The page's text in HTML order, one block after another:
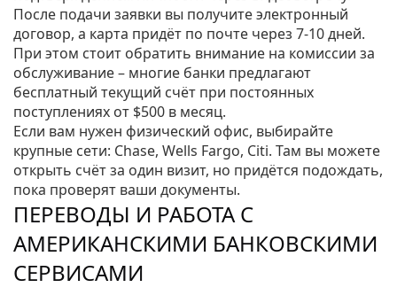
После подачи заявки вы получите электронный
договор, а карта придёт по почте через 7‑10 дней.
При этом стоит обратить внимание на комиссии за
обслуживание – многие банки предлагают
бесплатный текущий счёт при постоянных
поступлениях от $500 в месяц.
Если вам нужен физический офис, выбирайте
крупные сети: Chase, Wells Fargo, Citi. Там вы можете
открыть счёт за один визит, но придётся подождать,
пока проверят ваши документы.
ПЕРЕВОДЫ И РАБОТА С
АМЕРИКАНСКИМИ БАНКОВСКИМИ
СЕРВИСАМИ